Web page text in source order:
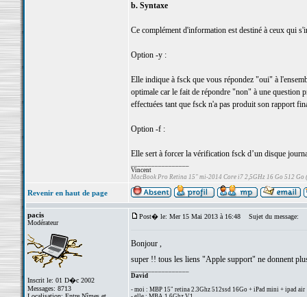
b. Syntaxe
Ce complément d'information est destiné à ceux qui
Option -y :
Elle indique à fsck que vous répondez "oui" à
optimale car le fait de répondre "non" à une question
effectuées tant que fsck n'a pas produit son rapport
Option -f :
Elle sert à forcer la vérification fsck d’un disque
Vincent
MacBook Pro Retina 15" mi-2014 Core i7 2,5GHz 16 Go 512 Go
Revenir en haut de page
pacis
Modérateur
Inscrit le: 01 D�c 2002
Messages: 8713
Post� le: Mer 15 Mai 2013 à 16:48 Sujet du message:
Bonjour ,
super !! tous les liens "Apple support" ne donnent
David
- moi : MBP 15" retina 2.3Ghz 512ssd 16Go + iPad mini + ipad air